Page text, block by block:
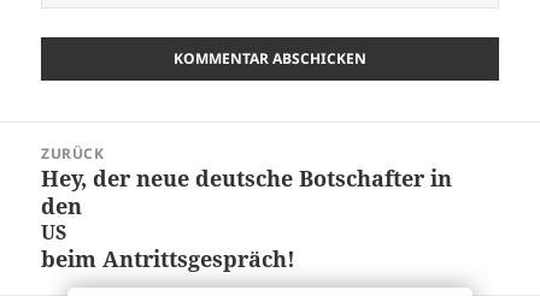
ZURÜCK
Vorheriger
Beitrag:
Hey, der neue deutsche Botschafter in
den
US
beim Antrittsgespräch!